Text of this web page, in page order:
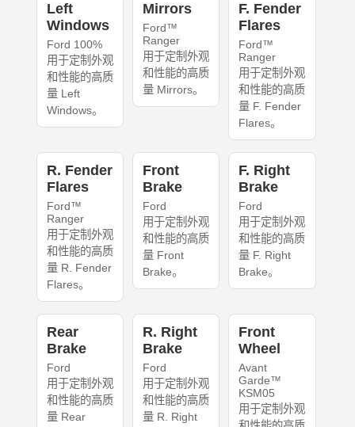
Left
Windows
Ford 100%
用于定制外观
和性能的高质
量 Left
Windows。
Mirrors
Ford™
Ranger
用于定制外观
和性能的高质
量 Mirrors。
F. Fender
Flares
Ford™
Ranger
用于定制外观
和性能的高质
量 F. Fender
Flares。
R. Fender
Flares
Ford™
Ranger
用于定制外观
和性能的高质
量 R. Fender
Flares。
Front
Brake
Ford
用于定制外观
和性能的高质
量 Front
Brake。
F. Right
Brake
Ford
用于定制外观
和性能的高质
量 F. Right
Brake。
Rear
Brake
Ford
用于定制外观
和性能的高质
量 Rear
R. Right
Brake
Ford
用于定制外观
和性能的高质
量 R. Right
Front
Wheel
Avant
Garde™
KSM05
用于定制外观